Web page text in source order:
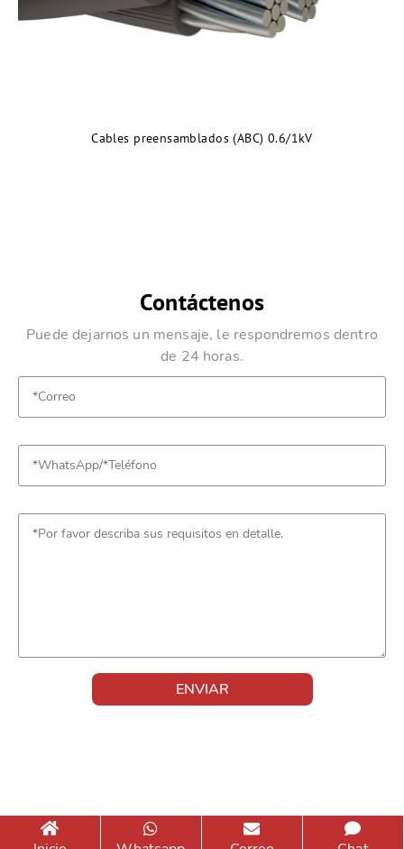
Cables preensamblados (ABC) 0.6/1kV
Contáctenos
Puede dejarnos un mensaje, le respondremos dentro
de 24 horas.